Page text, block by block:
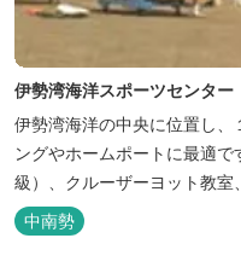
伊勢湾海洋スポーツセンター
伊勢湾海洋の中央に位置し
ングやホームポートに最適
級）、クルーザーヨット教室
催されています。レンタルヨ
中南勢